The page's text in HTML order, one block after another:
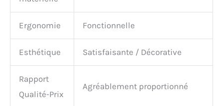
Ergonomie Fonctionnelle
Esthétique Satisfaisante / Décorative
Rapport
Qualité-Prix
Agréablement proportionné